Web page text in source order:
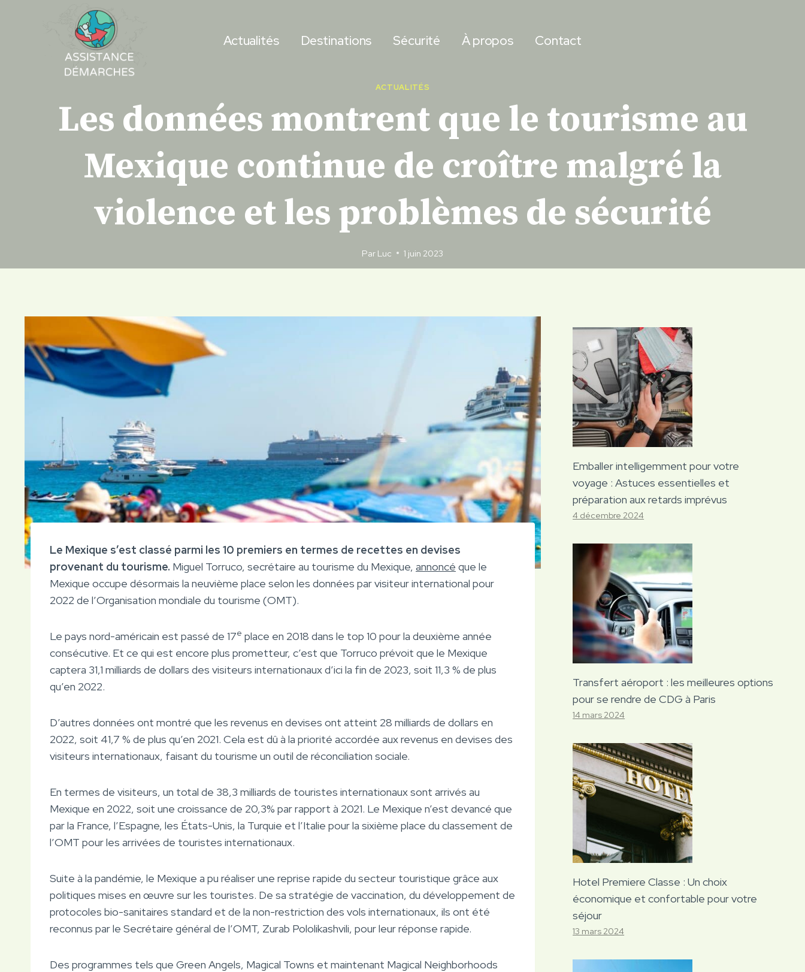
Actualités Destinations Sécurité À propos Contact
ACTUALITÉS
Les données montrent que le tourisme au
Mexique continue de croître malgré la
violence et les problèmes de sécurité
Par Luc 1 juin 2023
Le Mexique s’est classé parmi les 10 premiers en termes de recettes en devises
provenant du tourisme. Miguel Torruco, secrétaire au tourisme du Mexique, annoncé que le
Mexique occupe désormais la neuvième place selon les données par visiteur international pour
2022 de l’Organisation mondiale du tourisme (OMT).
Le pays nord-américain est passé de 17e place en 2018 dans le top 10 pour la deuxième année
consécutive. Et ce qui est encore plus prometteur, c’est que Torruco prévoit que le Mexique
captera 31,1 milliards de dollars des visiteurs internationaux d’ici la fin de 2023, soit 11,3 % de plus
qu’en 2022.
D’autres données ont montré que les revenus en devises ont atteint 28 milliards de dollars en
2022, soit 41,7 % de plus qu’en 2021. Cela est dû à la priorité accordée aux revenus en devises des
visiteurs internationaux, faisant du tourisme un outil de réconciliation sociale.
En termes de visiteurs, un total de 38,3 milliards de touristes internationaux sont arrivés au
Mexique en 2022, soit une croissance de 20,3% par rapport à 2021. Le Mexique n’est devancé que
par la France, l’Espagne, les États-Unis, la Turquie et l’Italie pour la sixième place du classement de
l’OMT pour les arrivées de touristes internationaux.
Suite à la pandémie, le Mexique a pu réaliser une reprise rapide du secteur touristique grâce aux
politiques mises en œuvre sur les touristes. De sa stratégie de vaccination, du développement de
protocoles bio-sanitaires standard et de la non-restriction des vols internationaux, ils ont été
reconnus par le Secrétaire général de l’OMT, Zurab Pololikashvili, pour leur réponse rapide.
Des programmes tels que Green Angels, Magical Towns et maintenant Magical Neighborhoods
Emballer intelligemment pour votre
voyage : Astuces essentielles et
préparation aux retards imprévus
4 décembre 2024
Transfert aéroport : les meilleures options
pour se rendre de CDG à Paris
14 mars 2024
Hotel Premiere Classe : Un choix
économique et confortable pour votre
séjour
13 mars 2024